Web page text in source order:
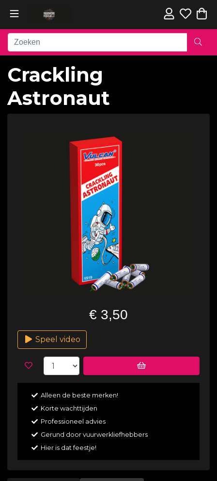
Crackling
Astronaut
€ 3,50
Speel video
Alleen de beste merken!
Korte wachttijden
Professioneel advies
Gerund door vuurwerkliefhebbers
Hier is dat feestje!